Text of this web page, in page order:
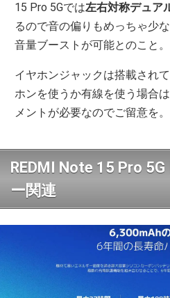
15 Pro 5Gでは左右対称デュア
るので音の偏りもめっちゃ少
音量ブーストが可能とのこと。
イヤホンジャックは搭載され
ホンを使うか有線を使う場合
メントが必要なのでご留意を。
REDMI Note 15 Pro
ー関連